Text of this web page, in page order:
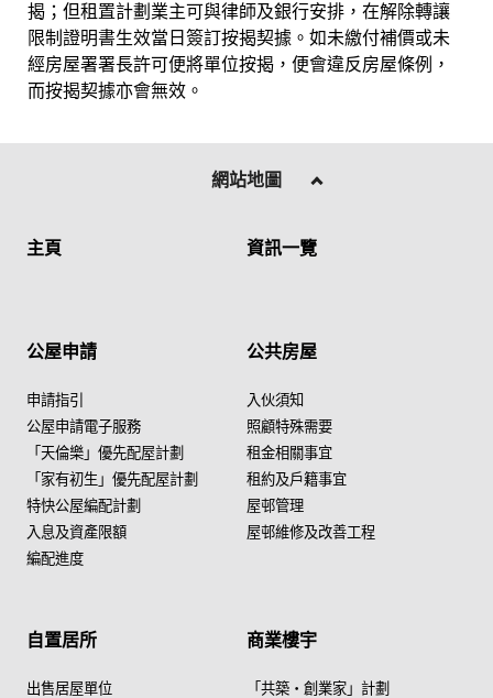
揭；但租置計劃業主可與律師及銀行安排，在解除轉讓
限制證明書生效當日簽訂按揭契據。如未繳付補價或未
經房屋署署長許可便將單位按揭，便會違反房屋條例，
而按揭契據亦會無效。
網站地圖
主頁 資訊一覽
公屋申請
申請指引
公屋申請電子服務
「天倫樂」優先配屋計劃
「家有初生」優先配屋計劃
特快公屋編配計劃
入息及資產限額
編配進度
公共房屋
入伙須知
照顧特殊需要
租金相關事宜
租約及戶籍事宜
屋邨管理
屋邨維修及改善工程
自置居所
出售居屋單位
商業樓宇
「共築・創業家」計劃